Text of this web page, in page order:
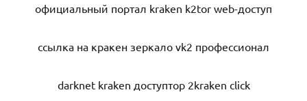
официальный портал kraken k2tor web-доступ
ссылка на кракен зеркало vk2 профессионал
darknet kraken доступтор 2kraken click